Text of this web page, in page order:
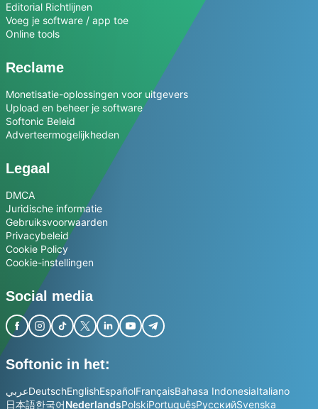
Editorial Richtlijnen
Voeg je software / app toe
Online tools
Reclame
Monetisatie-oplossingen voor uitgevers
Upload en beheer je software
Softonic Beleid
Adverteermogelijkheden
Legaal
DMCA
Juridische informatie
Gebruiksvoorwaarden
Privacybeleid
Cookie Policy
Cookie-instellingen
Social media
Softonic in het:
عربيDeutschEnglishEspañolFrançaisBahasa IndonesiaItaliano
日本語한국어NederlandsPolskiPortuguêsРусскийSvenska